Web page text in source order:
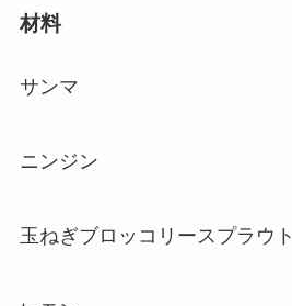
材料
サンマ
ニンジン
玉ねぎブロッコリースプラウト